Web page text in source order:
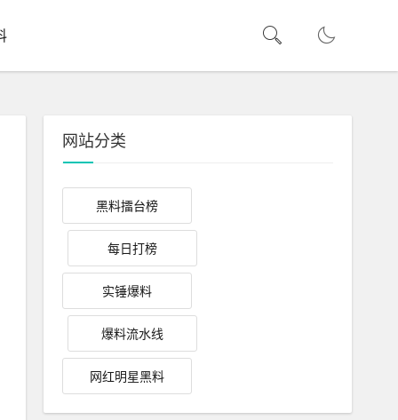
网站分类
黑料擂台榜
每日打榜
实锤爆料
爆料流水线
网红明星黑料